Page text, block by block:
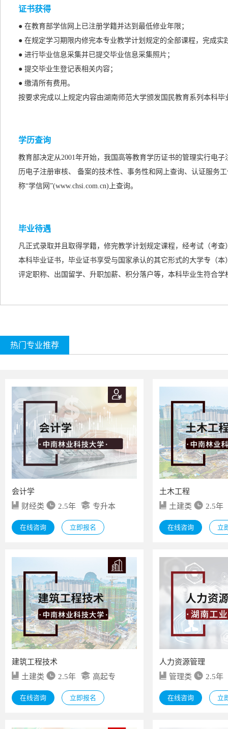
证书获得
● 在教育部学信网上已注册学籍并达到最低修业年限；
● 在规定学习期限内修完本专业教学计划规定的全部课程，完成
● 进行毕业信息采集并已提交毕业信息采集照片；
● 提交毕业生登记表相关内容；
● 缴清所有费用。
按要求完成以上规定内容由湖南师范大学颁发国民教育系列本科
学历查询
教育部决定从2001年开始，我国高等教育学历证书的管理实行电
历电子注册审核、 备案的技术性、事务性和网上查询、认证服务
称“学信网”(www.chsi.com.cn)上查询。
毕业待遇
凡正式录取并且取得学籍，修完教学计划规定课程，经考试（考
本科毕业证书，毕业证书享受与国家承认的其它形式的大学专（本
评定职称、出国留学、升职加薪、积分落户等，本科毕业生符合
热门专业推荐
会计学
财经类
2.5年 专升本
在线咨询 立即报名
土木工程
土建类
2.5年
在线咨询 立
建筑工程技术
土建类
2.5年 高起专
在线咨询 立即报名
人力资源管理
管理类
2.5年
在线咨询 立